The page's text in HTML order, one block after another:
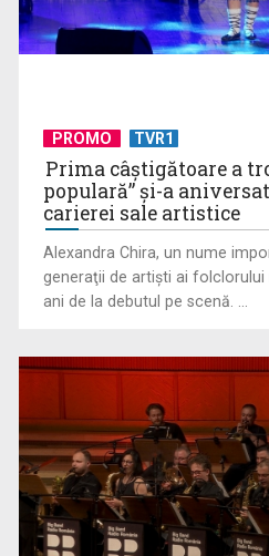
1
Spectacol total la TVR: David
pentru aur la ...
PROMO TVR1
Prima câştigătoare a
populară” şi-a
carierei sale artistice
Alexandra Chira, un nume
generaţii de artişti ai
ani de la debutul pe scenă. ...